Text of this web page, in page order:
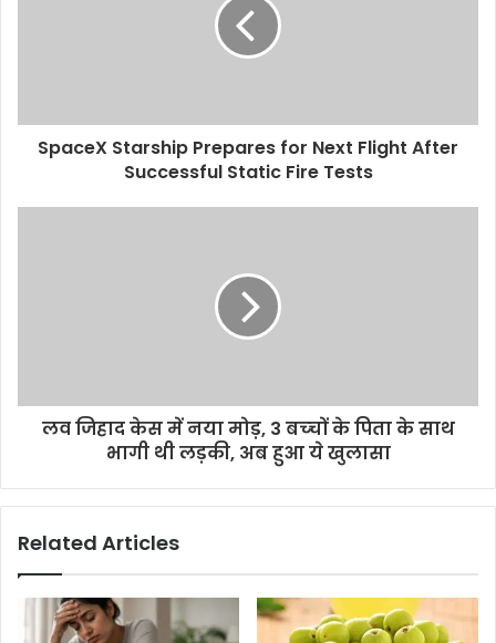
SpaceX Starship Prepares for Next Flight After
Successful Static Fire Tests
लव जिहाद केस में नया मोड़, 3 बच्‍चों के पिता के साथ
भागी थी लड़की, अब हुआ ये खुलासा
Related Articles